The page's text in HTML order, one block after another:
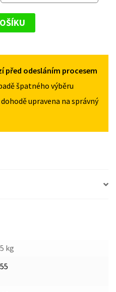
OD
před odesláním procesem
špatného výběru
upravena na správný
kg